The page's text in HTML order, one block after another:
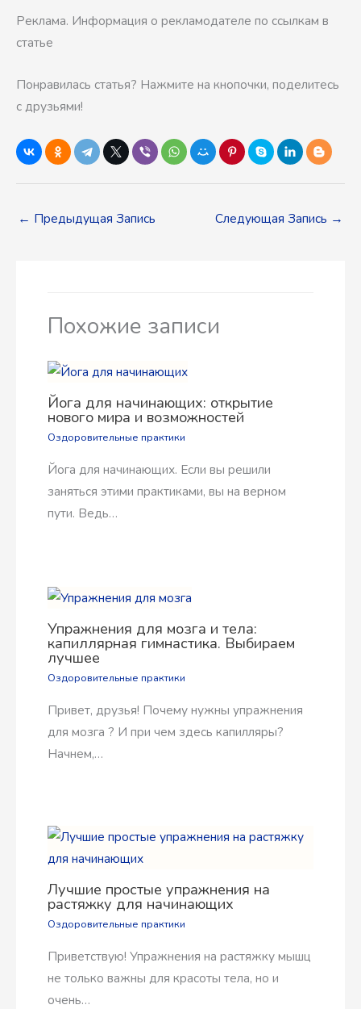
Реклама. Информация о рекламодателе по ссылкам в
статье
Понравилась статья? Нажмите на кнопочки, поделитесь
с друзьями!
← Предыдущая Запись Следующая Запись →
Похожие записи
Йога для начинающих: открытие
нового мира и возможностей
Оздоровительные практики
Йога для начинающих. Если вы решили
заняться этими практиками, вы на верном
пути. Ведь…
Упражнения для мозга и тела:
капиллярная гимнастика. Выбираем
лучшее
Оздоровительные практики
Привет, друзья! Почему нужны упражнения
для мозга ? И при чем здесь капилляры?
Начнем,…
Лучшие простые упражнения на
растяжку для начинающих
Оздоровительные практики
Приветствую! Упражнения на растяжку мышц
не только важны для красоты тела, но и
очень…